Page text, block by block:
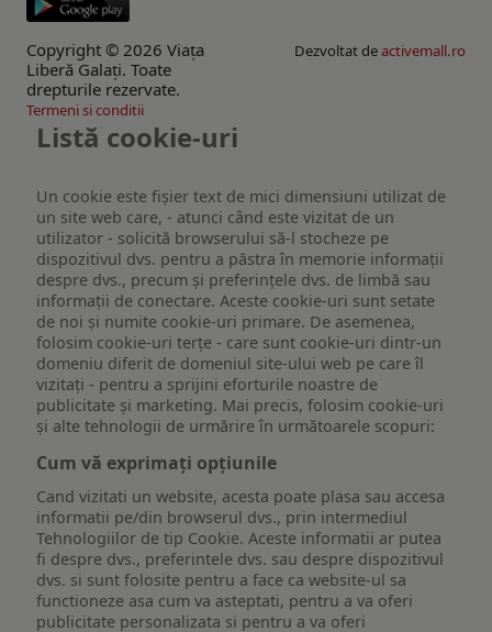
Copyright © 2026 Viaţa
Liberă Galaţi. Toate
drepturile rezervate.
Dezvoltat deactivemall.ro
Termeni si conditii
Listă cookie-uri
Un cookie este fişier text de mici dimensiuni utilizat de
un site web care, - atunci când este vizitat de un
utilizator - solicită browserului să-l stocheze pe
dispozitivul dvs. pentru a păstra în memorie informații
despre dvs., precum și preferințele dvs. de limbă sau
informații de conectare. Aceste cookie-uri sunt setate
de noi și numite cookie-uri primare. De asemenea,
folosim cookie-uri terțe - care sunt cookie-uri dintr-un
domeniu diferit de domeniul site-ului web pe care îl
vizitați - pentru a sprijini eforturile noastre de
publicitate și marketing. Mai precis, folosim cookie-uri
și alte tehnologii de urmărire în următoarele scopuri:
Cum vă exprimați opțiunile
Cand vizitati un website, acesta poate plasa sau accesa
informatii pe/din browserul dvs., prin intermediul
Tehnologiilor de tip Cookie. Aceste informatii ar putea
fi despre dvs., preferintele dvs. sau despre dispozitivul
dvs. si sunt folosite pentru a face ca website-ul sa
functioneze asa cum va asteptati, pentru a va oferi
publicitate personalizata si pentru a va oferi